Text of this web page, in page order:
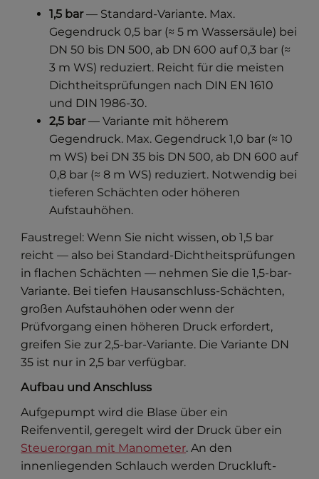
1,5 bar— Standard-Variante. Max.
Gegendruck 0,5 bar (≈ 5 m Wassersäule) bei
DN 50 bis DN 500, ab DN 600 auf 0,3 bar (≈
3 m WS) reduziert. Reicht für die meisten
Dichtheitsprüfungen nach DIN EN 1610
und DIN 1986-30.
2,5 bar— Variante mit höherem
Gegendruck. Max. Gegendruck 1,0 bar (≈ 10
m WS) bei DN 35 bis DN 500, ab DN 600 auf
0,8 bar (≈ 8 m WS) reduziert. Notwendig bei
tieferen Schächten oder höheren
Aufstauhöhen.
Faustregel: Wenn Sie nicht wissen, ob 1,5 bar
reicht — also bei Standard-Dichtheitsprüfungen
in flachen Schächten — nehmen Sie die 1,5-bar-
Variante. Bei tiefen Hausanschluss-Schächten,
großen Aufstauhöhen oder wenn der
Prüfvorgang einen höheren Druck erfordert,
greifen Sie zur 2,5-bar-Variante. Die Variante DN
35 ist nur in 2,5 bar verfügbar.
Aufbau und Anschluss
Aufgepumpt wird die Blase über ein
Reifenventil, geregelt wird der Druck über ein
Steuerorgan mit Manometer. An den
innenliegenden Schlauch werden Druckluft-